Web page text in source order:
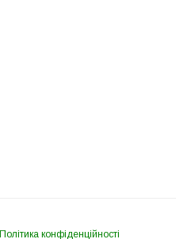
Політика конфіденційності